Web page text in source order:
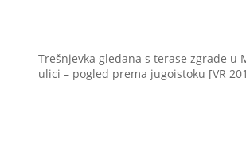
Trešnjevka gledana s terase zgrade u
ulici – pogled prema jugoistoku [VR